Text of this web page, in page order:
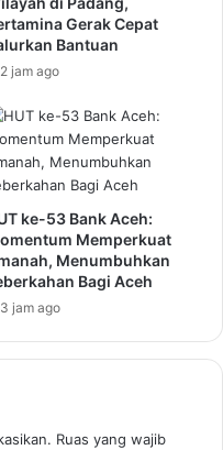
Gerak Cepat
Bantuan
2 jam ago
ke-53 Bank Aceh:
Memperkuat
Menumbuhkan
Bagi Aceh
3 jam ago
Ruas yang wajib